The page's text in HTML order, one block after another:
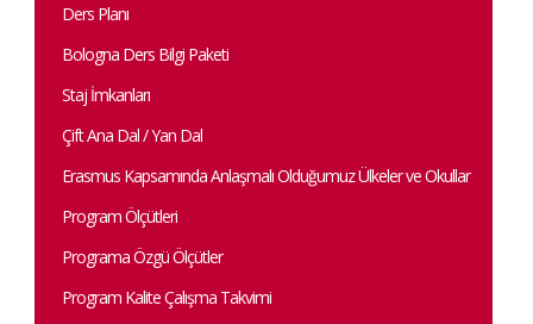
Ders Planı
Bologna Ders Bilgi Paketi
Staj İmkanları
Çift Ana Dal / Yan Dal
Erasmus Kapsamında Anlaşmalı Olduğumuz Ülkeler ve Okullar
Program Ölçütleri
Programa Özgü Ölçütler
Program Kalite Çalışma Takvimi